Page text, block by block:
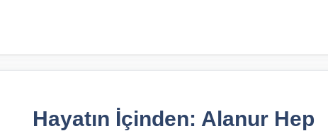
Hayatın İçinden: Alanur Hep